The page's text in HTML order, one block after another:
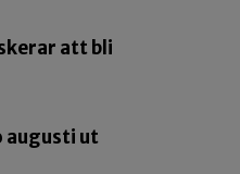
att bli
augusti ut